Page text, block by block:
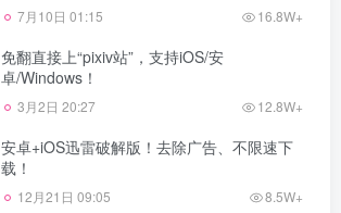
7月10日 01:15 16.8W+
免翻直接上“pixiv站”，支持iOS/安
卓/Windows！
3月2日 20:27 12.8W+
安卓+iOS迅雷破解版！去除广告、不限速下
载！
12月21日 09:05 8.5W+